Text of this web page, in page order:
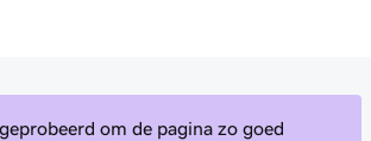
om de pagina zo goed